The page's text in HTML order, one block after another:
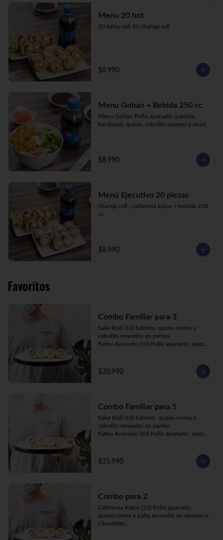
Menu 20 hot
10 katsu roll 10 champi roll
$8.990
Menu Gohan + Bebida 250 cc
Menu Gohan Pollo apanado, palmito,
kanikama, queso, cebollin sesamo y arroz.
$8.990
Menú Ejecutivo 20 piezas
champi roll , california katsu + bebida 250
cc
$8.990
Favoritos
Combo Familiar para 3
Sake Roll (10) Salmón, queso crema y
cebollín envuelto en panko.
Katsu Avocado (10) Pollo apanado, queso
y palta envuelta en sésamo o ciboulette.
Gyosas a elección (5u) + Bebida 1.5lt a
**Imagen Referencial**
$20.990
Combo Familiar para 5
Sake Roll (10) Salmón, queso crema y
cebollín envuelto en panko.
Katsu Avocado (10) Pollo apanado, queso
cebollín, envuelto en ciboulette o sesamo.
Tempura ebi avocado (10) Camarón
queso crema y palta envuelto en sésamo o
ciboulette.
Gyosas a elección (5u) + Bebida 1.5lt a
elección
$25.990
Combo para 2
California Katsu (10) Pollo apanado,
queso crema y palta envuelto en sésamo o
ciboulette.